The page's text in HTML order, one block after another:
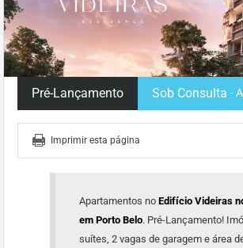
Pré-Lançamento Sob Consulta -
Imprimir esta página
Apartamentos no Edifício Videiras
em Porto Belo. Pré-Lançamento!
suítes, 2 vagas de garagem e área